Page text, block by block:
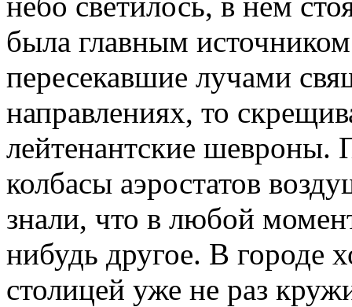
была главным
пересекавшие лучами
направлениях, то
лейтенантские шевроны.
колбасы аэростатов
знали, что в любой
нибудь другое. В городе
столицей уже не раз